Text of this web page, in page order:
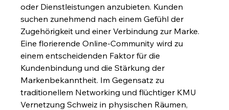
oder Dienstleistungen anzubieten. Kunden
suchen zunehmend nach einem Gefühl der
Zugehörigkeit und einer Verbindung zur Marke.
Eine florierende Online-Community wird zu
einem entscheidenden Faktor für die
Kundenbindung und die Stärkung der
Markenbekanntheit. Im Gegensatz zu
traditionellem Networking und flüchtiger KMU
Vernetzung Schweiz in physischen Räumen,